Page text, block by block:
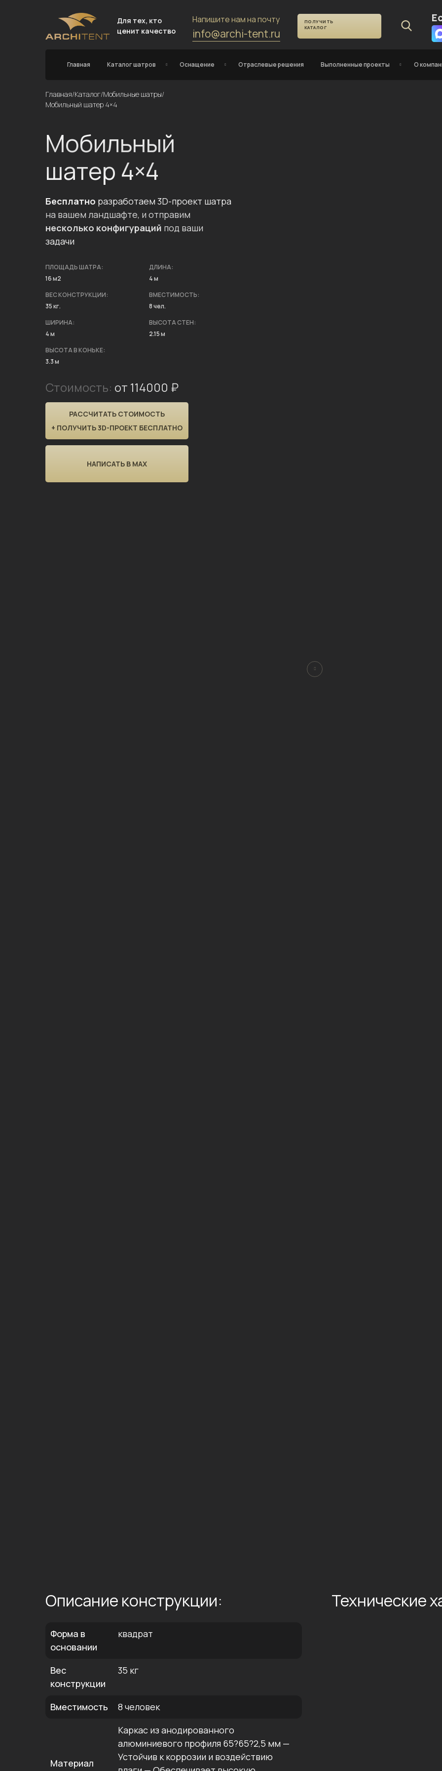
Для тех, кто
ценит качество
Напишите нам на почту
info@archi-tent.ru
ПОЛУЧИТЬ
КАТАЛОГ
Главная Каталог шатров Оснащение Отраслевые решения Выполненные проекты О
Главная/Каталог/Мобильные шатры/
Мобильный шатер 4×4
Мобильный
шатер 4×4
Бесплатно разработаем 3D-проект шатра
на вашем ландшафте, и отправим
несколько конфигураций под ваши
задачи
ПЛОЩАДЬ ШАТРА:
16 м2
ДЛИНА:
4 м
ВЕС КОНСТРУКЦИИ:
35 кг.
ВМЕСТИМОСТЬ:
8 чел.
ШИРИНА:
4 м
ВЫСОТА СТЕН:
2.15 м
ВЫСОТА В КОНЬКЕ:
3.3 м
Стоимость: от 114000 ₽
РАССЧИТАТЬ СТОИМОСТЬ
+ ПОЛУЧИТЬ 3D-ПРОЕКТ БЕСПЛАТНО
НАПИСАТЬ В MAX
Описание конструкции:
Форма в
основании
квадрат
Вес
конструкции
35 кг
Вместимость 8 человек
Материал
Каркас из анодированного
алюминиевого профиля 65?65?2,5 мм —
Устойчив к коррозии и воздействию
Технические